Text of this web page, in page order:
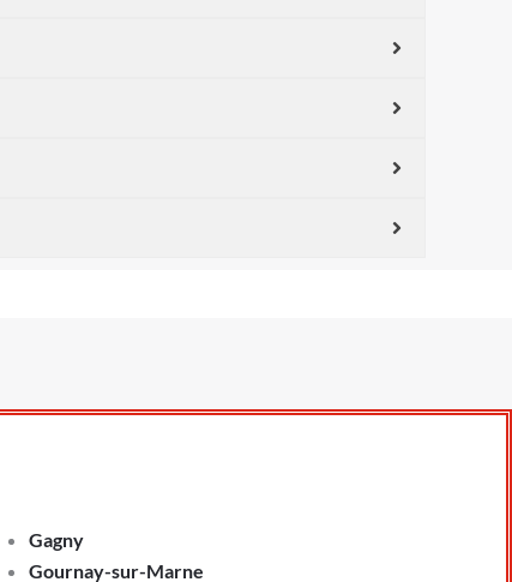
Gagny
Gournay-sur-Marne